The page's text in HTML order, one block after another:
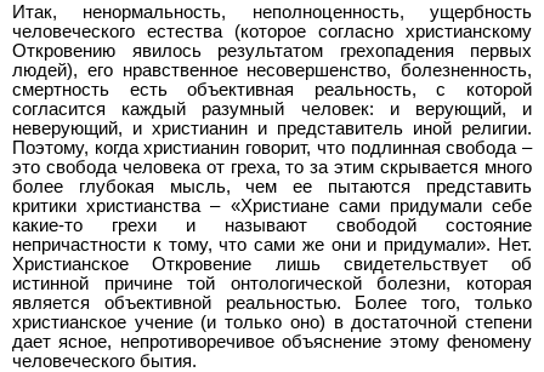
Итак, ненормальность, неполноценность, ущербность
человеческого естества (которое согласно христианскому
Откровению явилось результатом грехопадения первых
людей), его нравственное несовершенство, болезненность,
смертность есть объективная реальность, с которой
согласится каждый разумный человек: и верующий, и
неверующий, и христианин и представитель иной религии.
Поэтому, когда христианин говорит, что подлинная свобода –
это свобода человека от греха, то за этим скрывается много
более глубокая мысль, чем ее пытаются представить
критики христианства – «Христиане сами придумали себе
какие-то грехи и называют свободой состояние
непричастности к тому, что сами же они и придумали». Нет.
Христианское Откровение лишь свидетельствует об
истинной причине той онтологической болезни, которая
является объективной реальностью. Более того, только
христианское учение (и только оно) в достаточной степени
дает ясное, непротиворечивое объяснение этому феномену
человеческого бытия.